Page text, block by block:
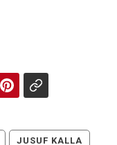
JUSUF KALLA